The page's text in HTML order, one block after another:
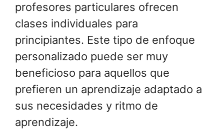
profesores particulares ofrecen
clases individuales para
principiantes. Este tipo de enfoque
personalizado puede ser muy
beneficioso para aquellos que
prefieren un aprendizaje adaptado a
sus necesidades y ritmo de
aprendizaje.